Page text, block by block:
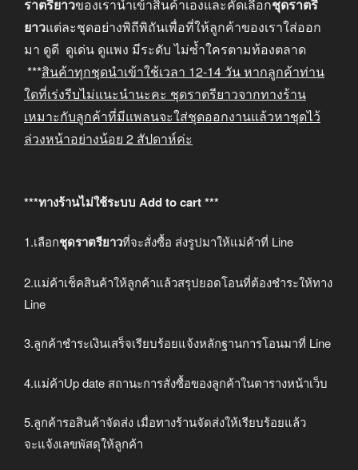
ราตรียาวของเรานำเข้าสินค้าเองและคัดเลือกชุดราตรี
ยาวแต่ละชุดอย่างพิถีพิถันเพื่อที่ให้ลูกค้าของเราใส่ออก
มา ดูดี ดูเด่น ดูแพง มีระดับ ไม่ซ้ำใครตามท้องตลาด
***สินค้าทุกชุดนำเข้าใช้เวลา 12-14 วัน หากลูกค้าท่าน
ใดที่เร่งรีบไม่แนะนำนะคะ ชุดราตรียาวจากทางร้าน
เหมาะกับลูกค้าที่มีแพลนจะใส่ชุดออกงานแล้วหาชุดไว้
ล่วงหน้าอย่างน้อย 2 สัปดาห์ค่ะ
***ทางร้านไม่ใช้ระบบ Add to cart ***
1.เลือกชุดราตรียาวที่จะสั่งซื้อ ส่งรูปมาให้แม่ค้าที่ Line
2.แม่ค้าเช็คสินค้าให้ลูกค้าแล้วสรุปยอดโอนที่ต้องชำระให้ทาง
Line
3.ลูกค้าชำระเงินเสร็จเรียบร้อยแจ้งหลักฐานการโอนมาที่ Line
4.แม่ค้าUp date สถานะการสั่งซื้อของลูกค้าในตารางหน้าเว็บ
5.ลูกค้ารอสินค้าจัดส่ง เมื่อทางร้านจัดส่งให้เรียบร้อยแล้ว
จะแจ้งเลขพัสดุให้ลูกค้า